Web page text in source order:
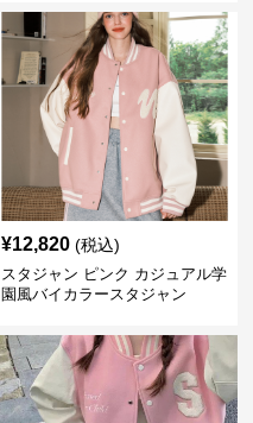
¥12,820 (税込)
スタジャン ピンク カジュアル学
園風バイカラースタジャン